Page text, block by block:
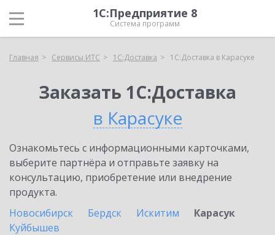
1С:Предприятие 8
Система программ
Главная Сервисы ИТС 1С:Доставка 1С:Доставка в Карасуке
Заказать 1С:Доставка
в Карасуке
Ознакомьтесь с информационными карточками,
выберите партнёра и отправьте заявку на
консультацию, приобретение или внедрение
продукта.
Новосибирск
Бердск Искитим
Карасук
Куйбышев